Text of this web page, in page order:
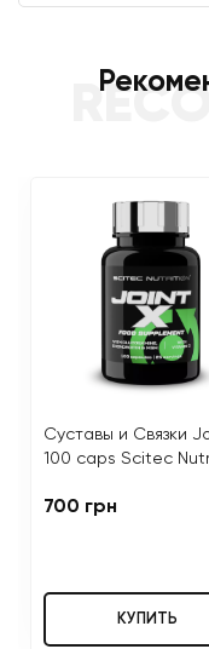
Суставы и Связки
100 caps Scitec
700 грн
КУПИТЬ